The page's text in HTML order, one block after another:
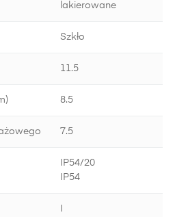
lakierowane
Szkło
11.5
8.5
7.5
IP54/20
IP54